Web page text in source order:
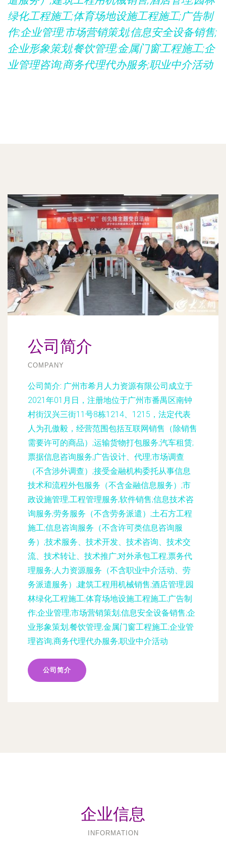
绿化工程施工;体育场地设施工程施工;广告制
作;企业管理;市场营销策划;信息安全设备销售;
企业形象策划;餐饮管理;金属门窗工程施工;企
业管理咨询;商务代理代办服务;职业中介活动
公司简介
COMPANY
公司简介: 广州市希月人力资源有限公司成立于
2021年01月日，注册地位于广州市番禺区南钟
村街汉兴三街11号8栋1214、1215，法定代表
人为孔傲毅，经营范围包括互联网销售（除销售
需要许可的商品）;运输货物打包服务;汽车租赁;
票据信息咨询服务;广告设计、代理;市场调查
（不含涉外调查）;接受金融机构委托从事信息
技术和流程外包服务（不含金融信息服务）;市
政设施管理;工程管理服务;软件销售;信息技术咨
询服务;劳务服务（不含劳务派遣）;土石方工程
施工;信息咨询服务（不含许可类信息咨询服
务）;技术服务、技术开发、技术咨询、技术交
流、技术转让、技术推广;对外承包工程;票务代
理服务;人力资源服务（不含职业中介活动、劳
务派遣服务）;建筑工程用机械销售;酒店管理;园
林绿化工程施工;体育场地设施工程施工;广告制
作;企业管理;市场营销策划;信息安全设备销售;企
业形象策划;餐饮管理;金属门窗工程施工;企业管
理咨询;商务代理代办服务;职业中介活动
公司简介
企业信息
INFORMATION